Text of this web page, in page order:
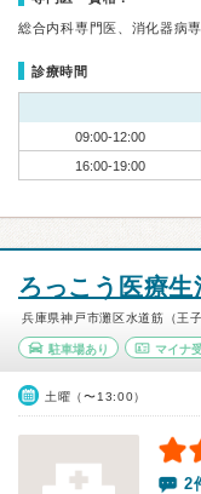
総合内科専門医、消化器病
診療時間
09:00-12:00
16:00-19:00
ろっこう医療
兵庫県神戸市灘区水道筋（王
駐車場あり マイナ
土曜（〜13:00）
2